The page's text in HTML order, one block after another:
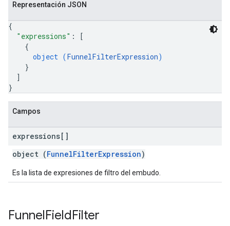
Representación JSON
{
"expressions" :
[
{
object (FunnelFilterExpression)
}
]
}
Campos
expressions[]
object (FunnelFilterExpression)
Es la lista de expresiones de filtro del embudo.
FunnelFieldFilter